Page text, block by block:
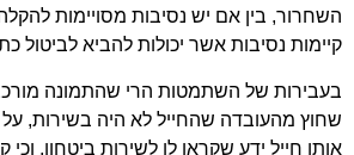
השחרור, בין אם יש נסיבות מסויימות
קיימות נסיבות אשר יכולות להביא לביטול
בעבירות של השתמטות הרי שהתמונה
שחוץ מהעובדה שהחייל לא היה בשירות, על
אותו חייל ידע שקראו לו לשירות ביטחון, וכי